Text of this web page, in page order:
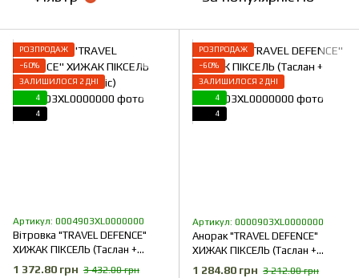
РОЗПРОДАЖ
−60%
ЗАЛИШИЛОСЯ 2 ДНІ
4
4
Артикул: 0004903XL0000000
Вітровка "TRAVEL DEFENCE"
ХИЖАК ПІКСЕЛЬ (Таслан +
Мікрофліс)
1 372.80 грн 3 432.00 грн
РОЗПРОДАЖ
−60%
ЗАЛИШИЛОСЯ 2 ДНІ
4
4
Артикул: 0000903XL0000000
Анорак "TRAVEL DEFENCE"
ХИЖАК ПІКСЕЛЬ (Таслан +
Мікрофліс)
1 284.80 грн 3 212.00 грн